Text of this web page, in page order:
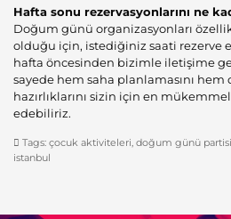
Hafta sonu rezervasyonlarını ne
Doğum günü organizasyonları
olduğu için, istediğiniz saati rezerve
hafta öncesinden bizimle iletişime
sayede hem saha planlamasını hem
hazırlıklarını sizin için en
edebiliriz.
Tags: çocuk aktiviteleri, doğum günü partisi
istanbul